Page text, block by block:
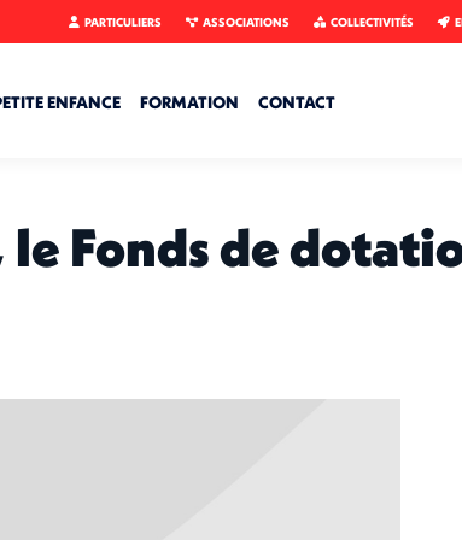
PARTICULIERS ASSOCIATIONS COLLECTIVITÉS
ENFANCE FORMATION CONTACT
le Fonds de